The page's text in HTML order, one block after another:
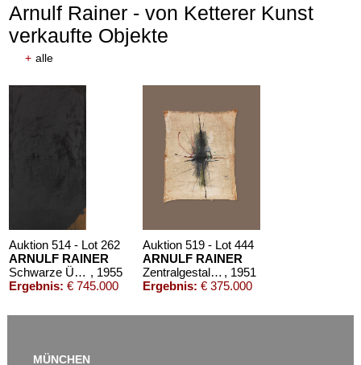
Arnulf Rainer - von Ketterer Kunst
verkaufte Objekte
+ alle
Auktion 514 - Lot 262
ARNULF RAINER
Schwarze Übermalung auf Braun , 1955
Ergebnis: € 745.000
Auktion 519 - Lot 444
ARNULF RAINER
Zentralgestaltung , 1951
Ergebnis: € 375.000
MÜNCHEN